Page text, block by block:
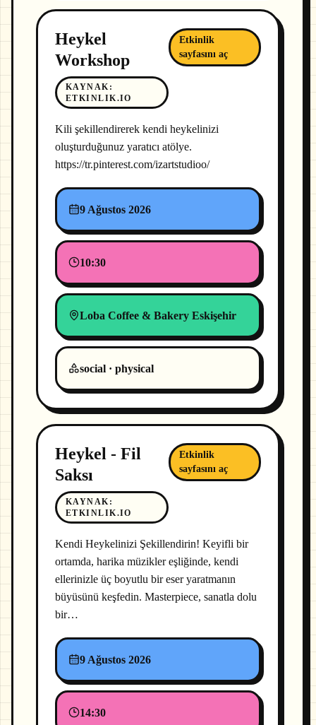
Heykel
Workshop
KAYNAK :
ETKINLIK.IO
Etkinlik
sayfasını aç
Kili şekillendirerek kendi heykelinizi
oluşturduğunuz yaratıcı atölye.
https://tr.pinterest.com/izartstudioo/
9 Ağustos 2026
10:30
Loba Coffee & Bakery Eskişehir
social · physical
Heykel - Fil
Saksı
KAYNAK :
ETKINLIK.IO
Etkinlik
sayfasını aç
Kendi Heykelinizi Şekillendirin! Keyifli bir
ortamda, harika müzikler eşliğinde, kendi
ellerinizle üç boyutlu bir eser yaratmanın
büyüsünü keşfedin. Masterpiece, sanatla dolu
bir…
9 Ağustos 2026
14:30